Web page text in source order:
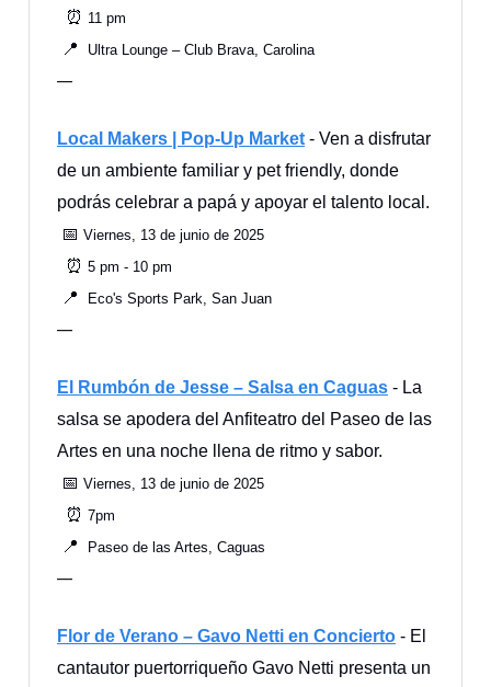
⏰ 11 pm
📍 Ultra Lounge – Club Brava, Carolina
—
Local Makers | Pop-Up Market - Ven a disfrutar
de un ambiente familiar y pet friendly, donde
podrás celebrar a papá y apoyar el talento local.
📅 Viernes, 13 de junio de 2025
⏰ 5 pm - 10 pm
📍 Eco's Sports Park, San Juan
—
El Rumbón de Jesse – Salsa en Caguas - La
salsa se apodera del Anfiteatro del Paseo de las
Artes en una noche llena de ritmo y sabor.
📅 Viernes, 13 de junio de 2025
⏰ 7pm
📍 Paseo de las Artes, Caguas
—
Flor de Verano – Gavo Netti en Concierto - El
cantautor puertorriqueño Gavo Netti presenta un